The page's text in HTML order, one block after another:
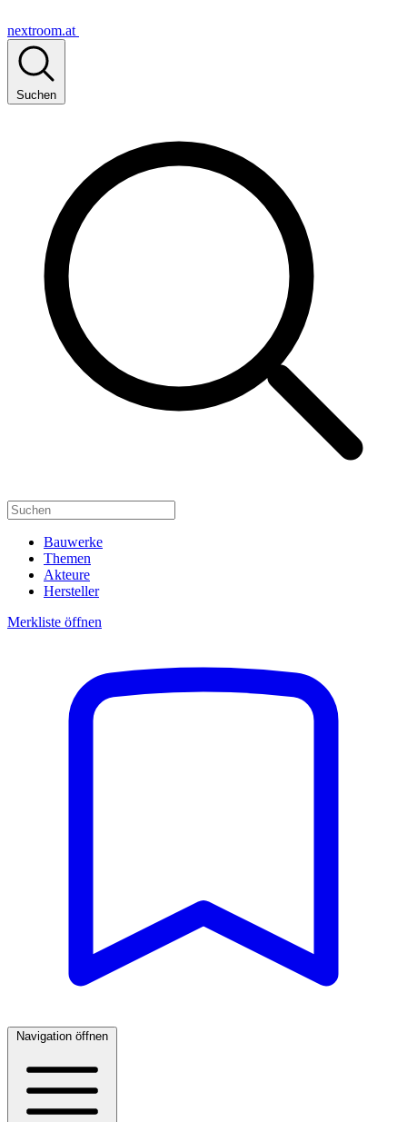
nextroom.at
Suchen
Bauwerke
Themen
Akteure
Hersteller
Merkliste öffnen
Navigation öffnen